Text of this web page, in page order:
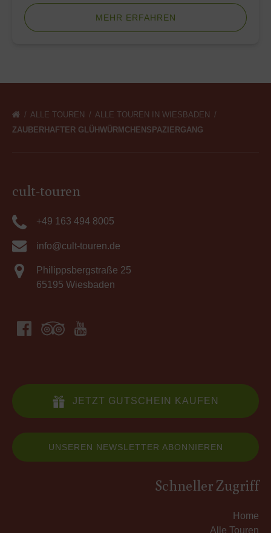
MEHR ERFAHREN
ALLE TOUREN
ALLE TOUREN IN WIESBADEN
ZAUBERHAFTER GLÜHWÜRMCHENSPAZIERGANG
cult-touren
+49 163 494 8005
info@cult-touren.de
Philippsbergstraße 25
65195 Wiesbaden
JETZT GUTSCHEIN KAUFEN
UNSEREN NEWSLETTER ABONNIEREN
Schneller Zugriff
Home
Alle Touren